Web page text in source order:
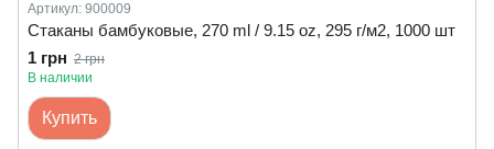
Артикул: 900009
Стаканы бамбуковые, 270 ml / 9.15 oz, 295 г/м2, 1000 шт
1 грн 2 грн
В наличии
Купить